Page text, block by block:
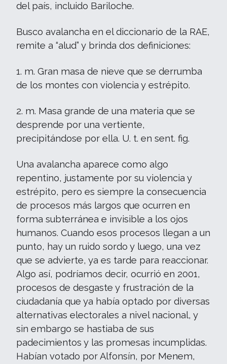
del país, incluido Bariloche.
Busco avalancha en el diccionario de la RAE,
remite a “alud” y brinda dos definiciones:
1. m. Gran masa de nieve que se derrumba
de los montes con violencia y estrépito.
2. m. Masa grande de una materia que se
desprende por una vertiente,
precipitándose por ella. U. t. en sent. fig.
Una avalancha aparece como algo
repentino, justamente por su violencia y
estrépito, pero es siempre la consecuencia
de procesos más largos que ocurren en
forma subterránea e invisible a los ojos
humanos. Cuando esos procesos llegan a un
punto, hay un ruido sordo y luego, una vez
que se advierte, ya es tarde para reaccionar.
Algo así, podríamos decir, ocurrió en 2001,
procesos de desgaste y frustración de la
ciudadanía que ya había optado por diversas
alternativas electorales a nivel nacional, y
sin embargo se hastiaba de sus
padecimientos y las promesas incumplidas.
Habían votado por Alfonsín, por Menem,